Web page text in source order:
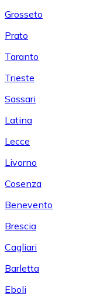
Grosseto
Prato
Taranto
Trieste
Sassari
Latina
Lecce
Livorno
Cosenza
Benevento
Brescia
Cagliari
Barletta
Eboli